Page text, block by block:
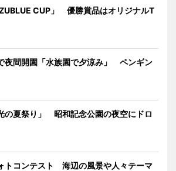
CUP」 優勝賞品はオリジナルT
夜間開園「水族園で夕涼み」 ペンギン
の夏祭り」 昭和記念公園の夜空にドロ
トコンテスト 海辺の風景や人々テーマ